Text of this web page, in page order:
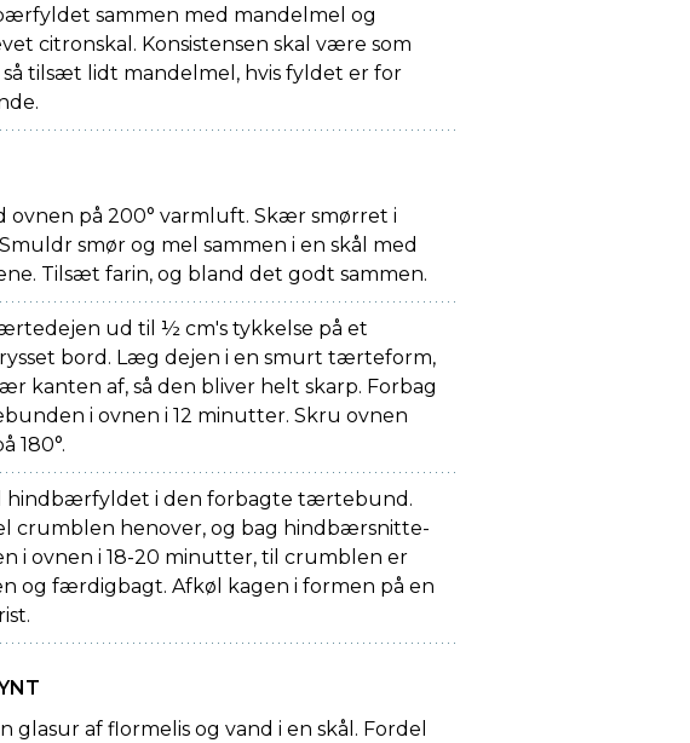
sammen med mandelmel og
citronskal. Konsistensen skal være som
så tilsæt lidt mandelmel, hvis fyldet er for
ovnen på 200° varmluft. Skær smørret i
smør og mel sammen i en skål med
Tilsæt farin, og bland det godt sammen.
ud til ½ cm's tykkelse på et
bord. Læg dejen i en smurt tærteform,
kanten af, så den bliver helt skarp. Forbag
i ovnen i 12 minutter. Skru ovnen
180°.
hindbærfyldet i den forbagte tærtebund.
crumblen henover, og bag hindbærsnitte-
i ovnen i 18-20 minutter, til crumblen er
og færdigbagt. Afkøl kagen i formen på en
glasur af flormelis og vand i en skål. Fordel